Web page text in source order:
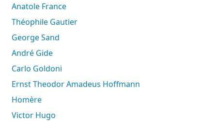
Anatole France
Théophile Gautier
George Sand
André Gide
Carlo Goldoni
Ernst Theodor Amadeus Hoffmann
Homère
Victor Hugo